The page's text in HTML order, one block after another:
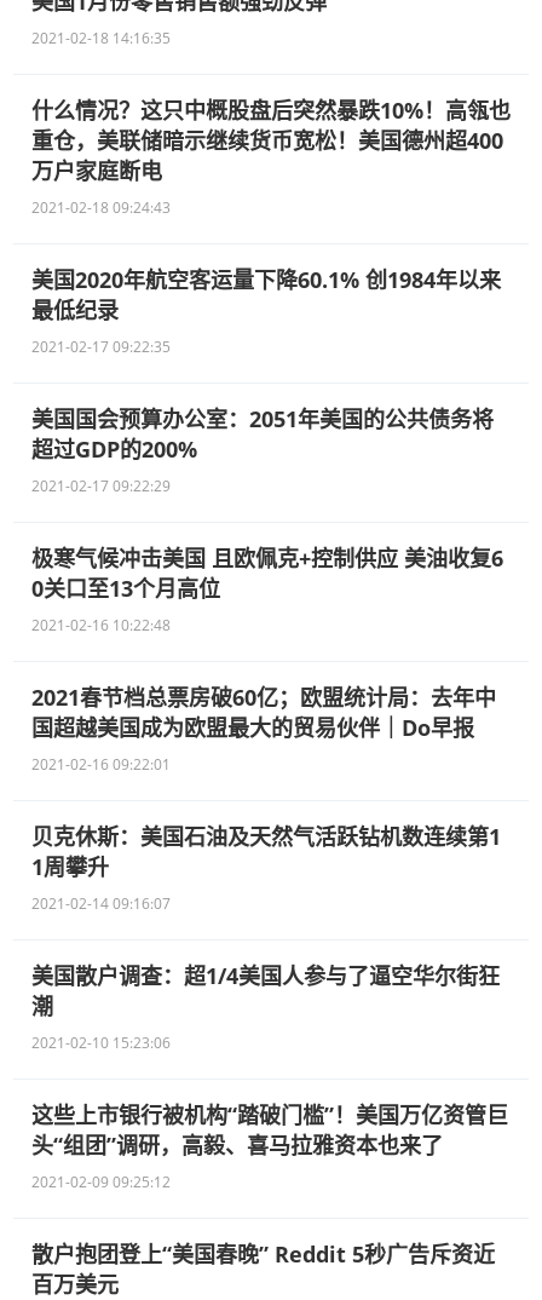
2021-02-18 14:16:35
什么情况？这只中概股盘后突然暴跌10%！高瓴也
重仓，美联储暗示继续货币宽松！美国德州超400
万户家庭断电
2021-02-18 09:24:43
美国2020年航空客运量下降60.1% 创1984年以来
最低纪录
2021-02-17 09:22:35
美国国会预算办公室：2051年美国的公共债务将
超过GDP的200%
2021-02-17 09:22:29
极寒气候冲击美国 且欧佩克+控制供应 美油收复6
0关口至13个月高位
2021-02-16 10:22:48
2021春节档总票房破60亿；欧盟统计局：去年中
国超越美国成为欧盟最大的贸易伙伴｜Do早报
2021-02-16 09:22:01
贝克休斯：美国石油及天然气活跃钻机数连续第1
1周攀升
2021-02-14 09:16:07
美国散户调查：超1/4美国人参与了逼空华尔街狂
潮
2021-02-10 15:23:06
这些上市银行被机构“踏破门槛”！美国万亿资管巨
头“组团”调研，高毅、喜马拉雅资本也来了
2021-02-09 09:25:12
散户抱团登上“美国春晚” Reddit 5秒广告斥资近
百万美元